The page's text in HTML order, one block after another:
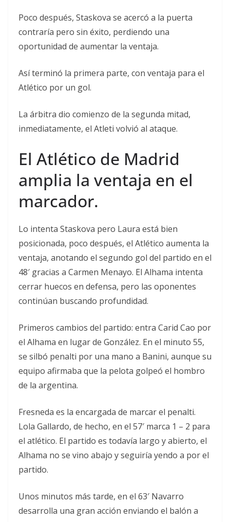
Poco después, Staskova se acercó a la puerta
contraría pero sin éxito, perdiendo una
oportunidad de aumentar la ventaja.
Así terminó la primera parte, con ventaja para el
Atlético por un gol.
La árbitra dio comienzo de la segunda mitad,
inmediatamente, el Atleti volvió al ataque.
El Atlético de Madrid
amplia la ventaja en el
marcador.
Lo intenta Staskova pero Laura está bien
posicionada, poco después, el Atlético aumenta la
ventaja, anotando el segundo gol del partido en el
48′ gracias a Carmen Menayo. El Alhama intenta
cerrar huecos en defensa, pero las oponentes
continúan buscando profundidad.
Primeros cambios del partido: entra Carid Cao por
el Alhama en lugar de González. En el minuto 55,
se silbó penalti por una mano a Banini, aunque su
equipo afirmaba que la pelota golpeó el hombro
de la argentina.
Fresneda es la encargada de marcar el penalti.
Lola Gallardo, de hecho, en el 57′ marca 1 – 2 para
el atlético. El partido es todavía largo y abierto, el
Alhama no se vino abajo y seguiría yendo a por el
partido.
Unos minutos más tarde, en el 63′ Navarro
desarrolla una gran acción enviando el balón a